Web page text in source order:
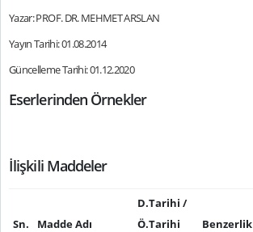
Yazar: PROF. DR. MEHMET ARSLAN
Yayın Tarihi: 01.08.2014
Güncelleme Tarihi: 01.12.2020
Eserlerinden Örnekler
İlişkili Maddeler
Sn. Madde Adı
D.Tarihi /
Ö.Tarihi
Benzerlik